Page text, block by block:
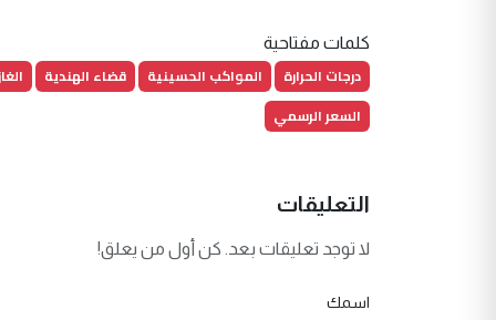
كلمات مفتاحية
درجات الحرارة المواكب الحسينية قضاء الهندية
السعر الرسمي
التعليقات
لا توجد تعليقات بعد. كن أول من يعلق!
اسمك